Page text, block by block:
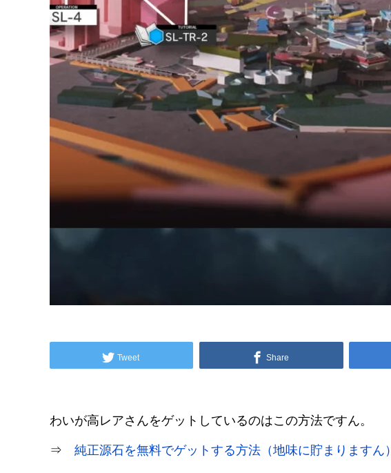
Tweet Share
わいが高レアさんをゲットしているのはこの方法ですん。
⇒ 純正源石を無料でゲットする方法（地味に貯まりますん）